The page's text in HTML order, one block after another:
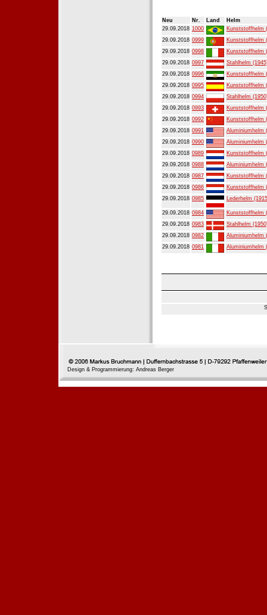
Neu Nr. Land
Helm
29.09.2018 1000
Kunststoffhelm
29.09.2018 0999
Kunststoffhelm
29.09.2018 0998
Kunststoffhelm
29.09.2018 0997
Stahlhelm
29.09.2018 0996
Kunststoffhelm
29.09.2018 0995
Kunststoffhelm
29.09.2018 0994
Stahlhelm
29.09.2018 0993
Kunststoffhelm
29.09.2018 0992
Kunststoffhelm
29.09.2018 0991
Aluminiumhelm
29.09.2018 0990
Aluminiumhelm
29.09.2018 0989
Kunststoffhelm
29.09.2018 0988
Aluminiumhelm
29.09.2018 0987
Kunststoffhelm
29.09.2018 0986
Kunststoffhelm
29.09.2018 0985 Lederhelm
29.09.2018 0984
Kunststoffhelm
29.09.2018 0983
Stahlhelm
29.09.2018 0982
Aluminiumhelm
29.09.2018 0981 Aluminiumhelm
Design & Programmierung: Andreas Berger